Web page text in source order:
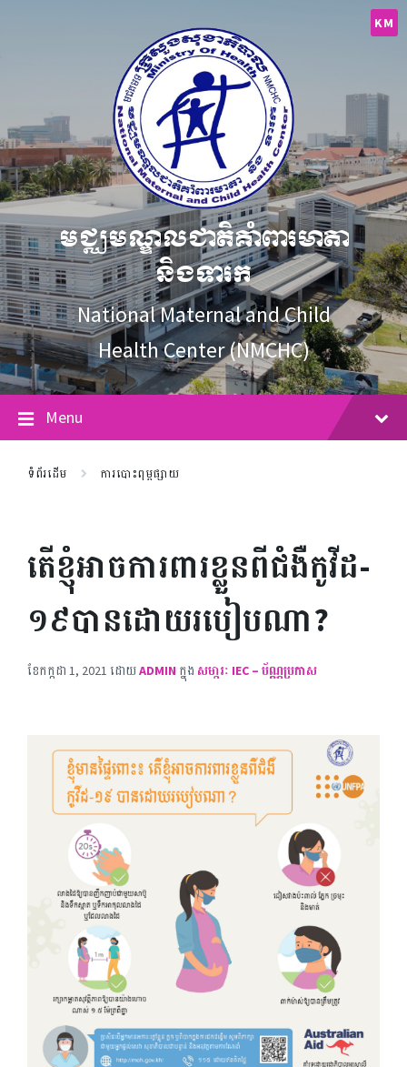
KM
មជ្ឈមណ្ឌលជាតិគាំពារមាតា
និងទារក
National Maternal and Child
Health Center (NMCHC)
Menu
ទំព័រដើម ការបោះពុម្ពផ្សាយ
តើខ្ញុំអាចការពារខ្លួនពីជំងឺកូវីដ-
១៩បានដោយរបៀបណា?
ខែ​កក្កដា 1, 2021 ដោយADMIN ក្នុង សមា្ភរៈ IEC – ប័ណ្ណប្រកាស